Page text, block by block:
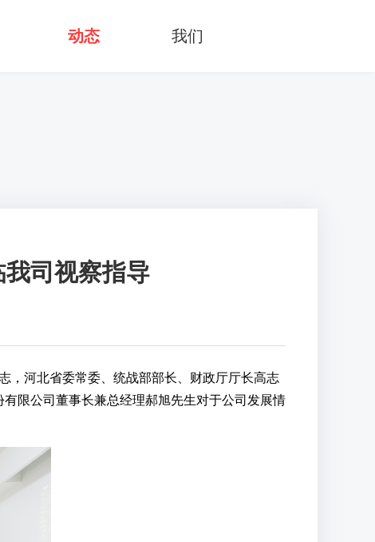
动态 我们
司视察指导
，河北省委常委、统战部部长、财政厅厅长高志
限公司董事长兼总经理郝旭先生对于公司发展情